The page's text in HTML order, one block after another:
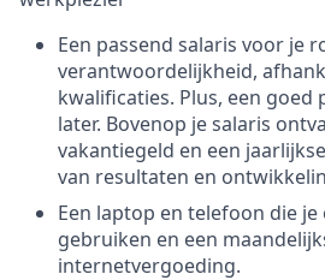
Een passend salaris voor je
verantwoordelijkheid,
kwalificaties. Plus, een goed
later. Bovenop je salaris
vakantiegeld en een
van resultaten en
Een laptop en telefoon die
gebruiken en een
internetvergoeding.